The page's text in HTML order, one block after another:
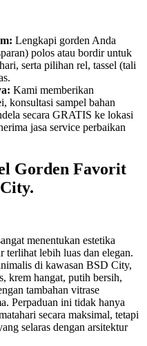
Lengkapi gorden Anda
polos atau bordir untuk
serta pilihan rel, tassel (tali
Kami memberikan
konsultasi sampel bahan
secara GRATIS ke lokasi
jasa service perbaikan
Gorden Favorit
menentukan estetika
terlihat lebih luas dan elegan.
di kawasan BSD City,
krem hangat, putih bersih,
tambahan vitrase
Perpaduan ini tidak hanya
secara maksimal, tetapi
selaras dengan arsitektur